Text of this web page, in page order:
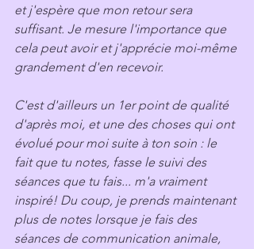
et j'espère que mon retour sera
suffisant. Je mesure l'importance que
cela peut avoir et j'apprécie moi-même
grandement d'en recevoir.
C'est d'ailleurs un 1er point de qualité
d'après moi, et une des choses qui ont
évolué pour moi suite à ton soin : le
fait que tu notes, fasse le suivi des
séances que tu fais... m'a vraiment
inspiré! Du coup, je prends maintenant
plus de notes lorsque je fais des
séances de communication animale,